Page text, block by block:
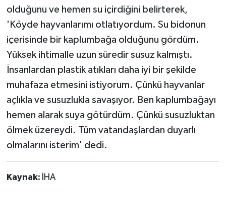
olduğunu ve hemen su içirdiğini belirterek,
'Köyde hayvanlarımı otlatıyordum. Su bidonun
içerisinde bir kaplumbağa olduğunu gördüm.
Yüksek ihtimalle uzun süredir susuz kalmıştı.
İnsanlardan plastik atıkları daha iyi bir şekilde
muhafaza etmesini istiyorum. Çünkü hayvanlar
açlıkla ve susuzlukla savaşıyor. Ben kaplumbağayı
hemen alarak suya götürdüm. Çünkü susuzluktan
ölmek üzereydi. Tüm vatandaşlardan duyarlı
olmalarını isterim' dedi.
Kaynak: İHA